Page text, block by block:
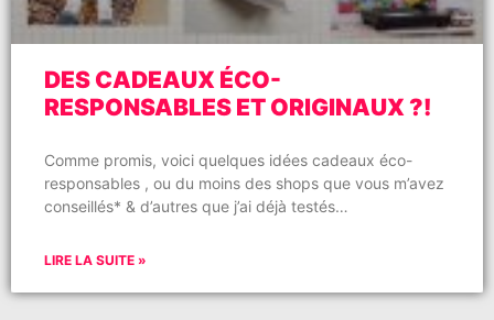
DES CADEAUX ÉCO-
RESPONSABLES ET ORIGINAUX ?!
Comme promis, voici quelques idées cadeaux éco-
responsables , ou du moins des shops que vous m’avez
conseillés* & d’autres que j’ai déjà testés…
LIRE LA SUITE »